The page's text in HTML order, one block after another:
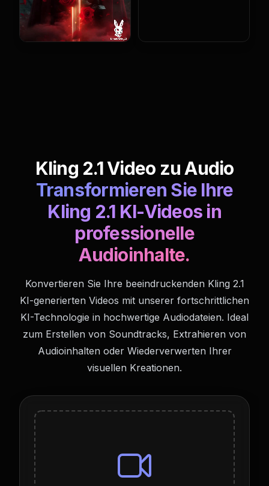
Kling 2.1 Video zu Audio
Transformieren Sie Ihre
Kling 2.1 KI-Videos in
professionelle
Audioinhalte.
Konvertieren Sie Ihre beeindruckenden Kling 2.1
KI-generierten Videos mit unserer fortschrittlichen
KI-Technologie in hochwertige Audiodateien. Ideal
zum Erstellen von Soundtracks, Extrahieren von
Audioinhalten oder Wiederverwerten Ihrer
visuellen Kreationen.